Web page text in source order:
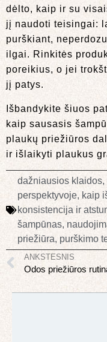
dėlto, kaip ir su
jį naudoti teisingai:
purškiant,
ilgai. Rinkitės
poreikius, o jei
jį patys.
Išbandykite šiuos
kaip sausasis
plaukų priežiūros
ir išlaikyti plaukus
dažniausios klaidos,
perspektyvoje, kaip
konsistencija ir
šampūnas,
priežiūra, purškimo
ANKSTESNIS